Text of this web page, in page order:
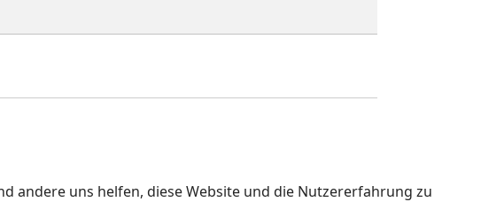
andere uns helfen, diese Website und die Nutzererfahrung zu